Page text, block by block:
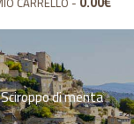
Sciroppo di menta